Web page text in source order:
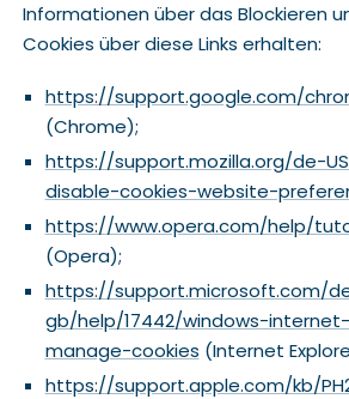
Informationen über das Blockieren
Cookies über diese Links erhalten:
https://support.google.com/
(Chrome);
https://support.mozilla.org/de-
disable-cookies-website-
https://www.opera.com/help/
(Opera);
https://support.microsoft.com/
gb/help/17442/windows-
manage-cookies (Internet
https://support.apple.com/kb/